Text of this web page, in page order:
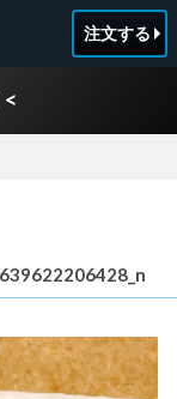
注文する